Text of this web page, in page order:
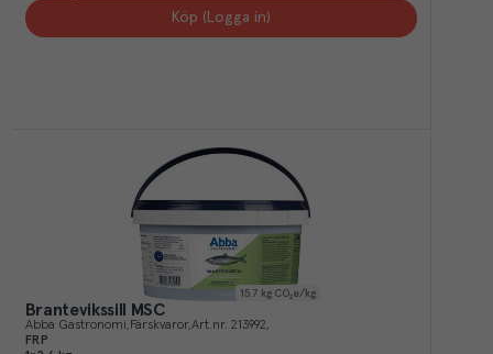
Köp (Logga in)
15.7 kg CO₂e/kg
Brantevikssill MSC
Abba Gastronomi Färskvaror Art.nr. 213992
FRP